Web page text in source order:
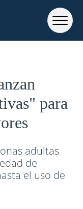
para
adultas
de
el uso de